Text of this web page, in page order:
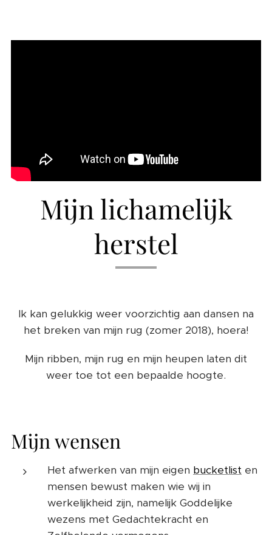
Mijn lichamelijk
herstel
Ik kan gelukkig weer voorzichtig aan dansen na
het breken van mijn rug (zomer 2018), hoera!
Mijn ribben, mijn rug en mijn heupen laten dit
weer toe tot een bepaalde hoogte.
Mijn wensen
Het afwerken van mijn eigen bucketlist en
mensen bewust maken wie wij in
werkelijkheid zijn, namelijk Goddelijke
wezens met Gedachtekracht en